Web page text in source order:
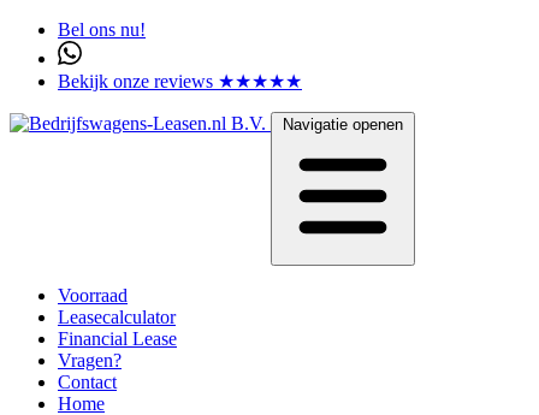
Bel ons nu!
Bekijk onze reviews ★★★★★
Navigatie openen
Voorraad
Leasecalculator
Financial Lease
Vragen?
Contact
Home